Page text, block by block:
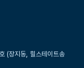
(장지동, 힐스테이트송